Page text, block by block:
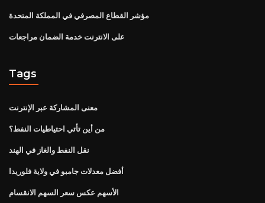
مؤشر القطاع المصرفي في المملكة المتحدة
على الانترنت خدمة الضمان مراجعات
Tags
معنى المشاركة عبر الإنترنت
من أين تأتي احتياطيات النفط؟
نقل النفط والغاز في الهند
أفضل معدلات جامبو في ولاية فلوريدا
الأسهم عكس سعر السهم الانقسام